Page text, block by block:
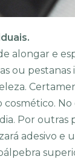
alongar e
ou pestanas
Por outras
adesivo e